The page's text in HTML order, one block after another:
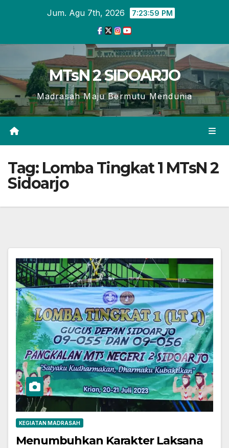
Jum. Agu 7th, 2026 7:23:59 PM
MTsN 2 SIDOARJO
Madrasah Maju Bermutu Mendunia
Tag: Lomba Tingkat 1 MTsN 2
Sidoarjo
KEGIATAN MADRASAH
Menumbuhkan Karakter Laksana